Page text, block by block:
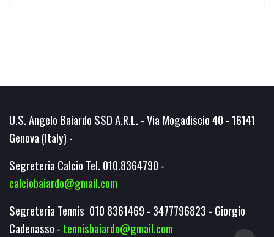
U.S. Angelo Baiardo SSD A.R.L. - Via Mogadiscio 40 - 16141
Genova (Italy) -
Segreteria Calcio Tel. 010.8364790 -
calciobaiardo@gmail.com
Segreteria Tennis 010 8361469 - 3477796823 - Giorgio
Cadenasso - tennisbaiardo@gmail.com